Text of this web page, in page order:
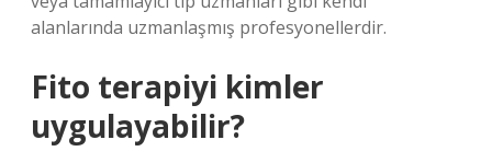
alanlarında uzmanlaşmış profesyonellerdir.
Fito terapiyi kimler
uygulayabilir?